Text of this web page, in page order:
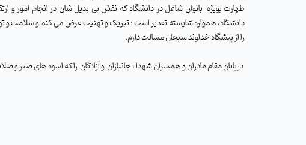
طهارت بویژه بانوان شاغل در دانشگاه که نقش بی بدیل شان در انجام امور و
دانشگاه، همواره شایسته تقدیر است ؛ تبریک و تهنیت عرض می کنم و سلامت و
را از پیشگاه خداوند سبحان مسالت دارم.
و آزادگان را که اسوه های صبر و